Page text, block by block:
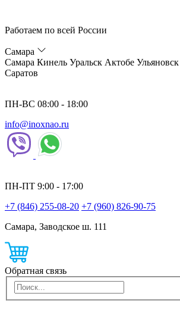
Работаем по всей России
Самара
Самара Кинель Уральск Актобе Ульяновск
Саратов
ПН-ВС 08:00 - 18:00
info@inoxnao.ru
ПН-ПТ 9:00 - 17:00
+7 (846) 255-08-20 +7 (960) 826-90-75
Самара, Заводское ш. 111
Обратная связь